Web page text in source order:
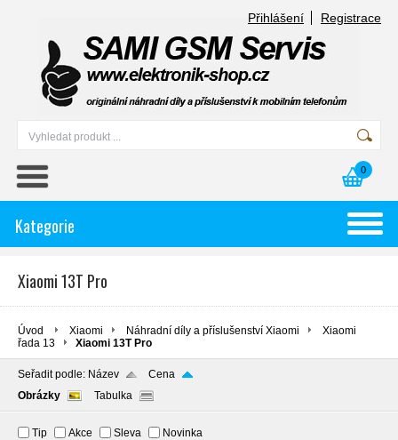
Přihlášení Registrace
0
Kategorie
Xiaomi 13T Pro
Úvod Xiaomi Náhradní díly a příslušenství Xiaomi
Xiaomi
řada 13
Xiaomi 13T Pro
Seřadit podle: Název
Cena
Obrázky
Tabulka
Tip Akce Sleva Novinka